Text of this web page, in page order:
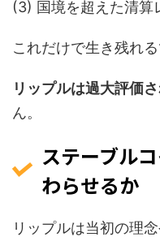
(3) 国境を超えた清算
これだけで生き残れ
リップルは過大評価
ん。
ステーブル
わらせるか
リップルは当初の理